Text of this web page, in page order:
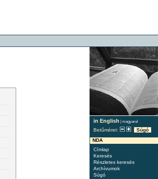
in English | magyarul
Betűméret:
Súgó
NDA
Címlap
Keresés
Részletes keresés
Archívumok
Súgó